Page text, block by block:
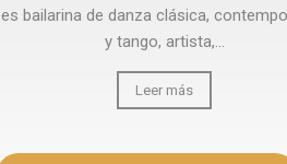
es bailarina de danza clásica,
y tango, artista,...
Leer más